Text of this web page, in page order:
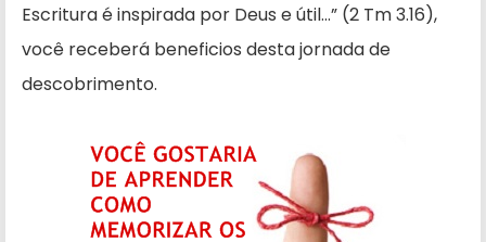
Escritura é inspirada por Deus e útil…” (2 Tm 3.16),
você receberá beneficios desta jornada de
descobrimento.